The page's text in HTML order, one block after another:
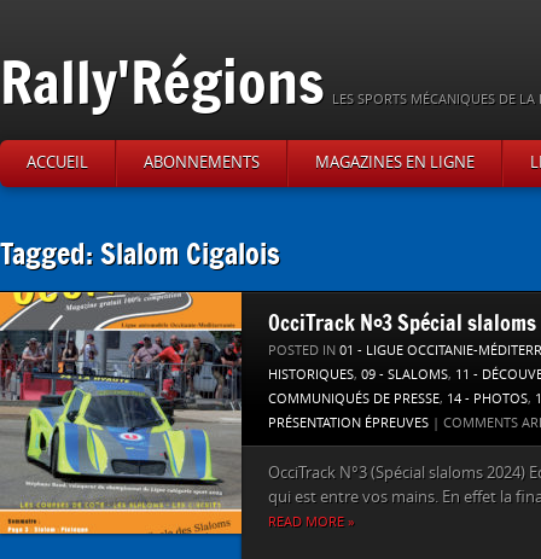
Rally'Régions LES SPORTS MÉCANIQUES DE
ACCUEIL ABONNEMENTS MAGAZINES EN LIGNE
Tagged: Slalom Cigalois
OcciTrack N°3 Spécial
POSTED IN 01 - LIGUE OCCITANIE-
HISTORIQUES, 09 - SLALOMS, 11 -
COMMUNIQUÉS DE PRESSE, 14 - PHOTOS,
PRÉSENTATION ÉPREUVES | COMMENTS
OcciTrack N°3 (Spécial slaloms 2024)
qui est entre vos mains. En effet la
READ MORE »